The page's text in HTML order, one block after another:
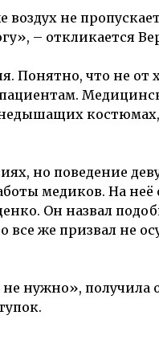
воздух не
– откликается
Понятно, что не
костюмах,
но поведение
медиков. На неё
Он назвал
же призвал не
нужно», получила